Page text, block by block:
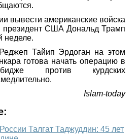
вывести американские войска
президент США Дональд Трамп
неделе.
Тайип Эрдоган на этом
готова начать операцию в
против курдских
Islam-today
Талгат Таджуддин: 45 лет